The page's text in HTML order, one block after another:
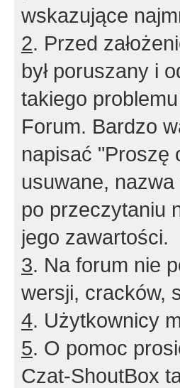
wskazujące
2. Przed
był poruszany i
takiego
Forum. Bardzo
napisać "Proszę
usuwane,
po przeczytaniu
jego zawartości.
3. Na forum nie
wersji, cracków,
4. Użytkownicy
5. O pomoc
Czat-ShoutBox